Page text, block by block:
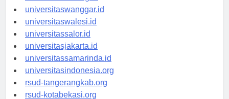
universitassorong.id
universitaswanggar.id
universitaswalesi.id
universitassalor.id
universitasjakarta.id
universitassamarinda.id
universitasindonesia.org
rsud-tangerangkab.org